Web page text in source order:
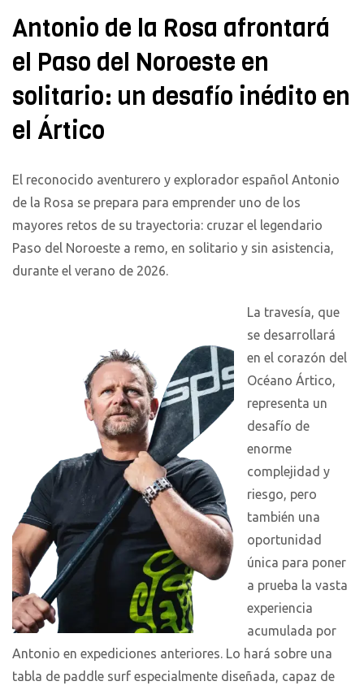
Antonio de la Rosa afrontará
el Paso del Noroeste en
solitario: un desafío inédito en
el Ártico
El reconocido aventurero y explorador español Antonio
de la Rosa se prepara para emprender uno de los
mayores retos de su trayectoria: cruzar el legendario
Paso del Noroeste a remo, en solitario y sin asistencia,
durante el verano de 2026.
La travesía, que
se desarrollará
en el corazón del
Océano Ártico,
representa un
desafío de
enorme
complejidad y
riesgo, pero
también una
oportunidad
única para poner
a prueba la vasta
experiencia
acumulada por
Antonio en expediciones anteriores. Lo hará sobre una
tabla de paddle surf especialmente diseñada, capaz de